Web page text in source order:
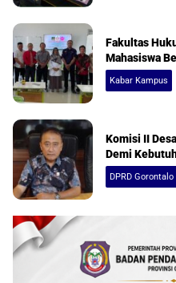
Fakultas
Mahasiswa
Kabar Kampus
Komisi II
Demi
DPRD Gorontalo